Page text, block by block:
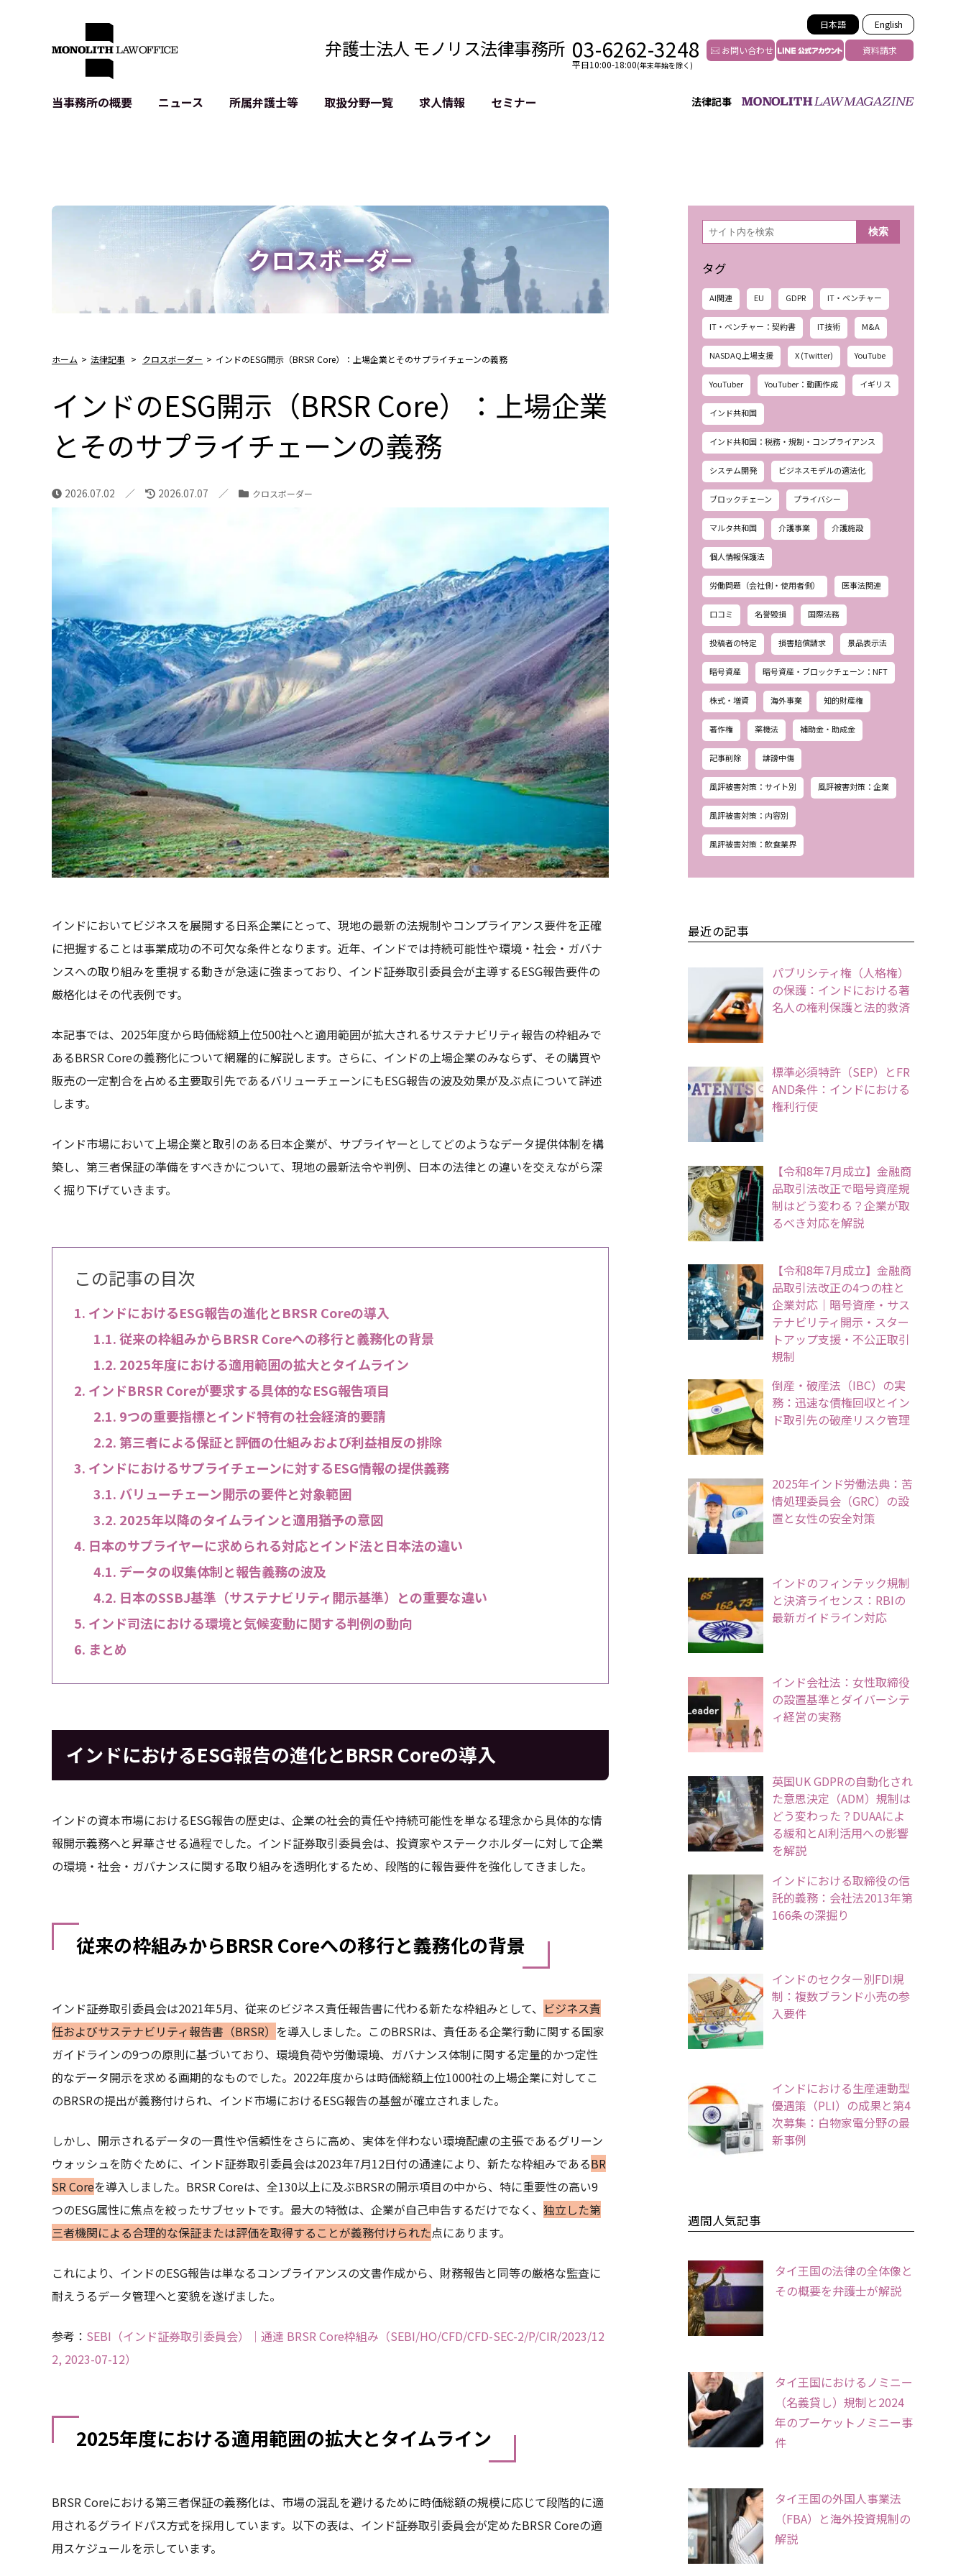
日本語 English
弁護士法人 モノリス法律事務所 03-6262-3248
平日10:00-18:00(年末年始を除く)
お問い合わせ 資料請求
法律記事
当事務所の概要 ニュース 所属弁護士等 取扱分野一覧
IPO（上場）支援
生成AI関連法務
記事・LPの薬機法等チェック
D2C等の不正転売対策
サイバー犯罪の刑事告訴等
GDPR対応支援
誹謗中傷加害者の弁護
リスティング汚染の削除対策
YouTube等SNSのM&A
求人情報 セミナー
クロスボーダー
ホーム > 法律記事 > クロスボーダー > インドのESG開示（BRSR Core）：上場企業とそのサプライチェーンの義務
インドのESG開示（BRSR Core）：上場企業
とそのサプライチェーンの義務
2026.07.02 2026.07.07 クロスボーダー
インドにおいてビジネスを展開する日系企業にとって、現地の最新の法規制やコンプライアンス要件を正確
に把握することは事業成功の不可欠な条件となります。近年、インドでは持続可能性や環境・社会・ガバナ
ンスへの取り組みを重視する動きが急速に強まっており、インド証券取引委員会が主導するESG報告要件の
厳格化はその代表例です。
本記事では、2025年度から時価総額上位500社へと適用範囲が拡大されるサステナビリティ報告の枠組みで
あるBRSR Coreの義務化について網羅的に解説します。さらに、インドの上場企業のみならず、その購買や
販売の一定割合を占める主要取引先であるバリューチェーンにもESG報告の波及効果が及ぶ点について詳述
します。
インド市場において上場企業と取引のある日本企業が、サプライヤーとしてどのようなデータ提供体制を構
築し、第三者保証の準備をすべきかについて、現地の最新法令や判例、日本の法律との違いを交えながら深
く掘り下げていきます。
この記事の目次
インドにおけるESG報告の進化とBRSR Coreの導入
従来の枠組みからBRSR Coreへの移行と義務化の背景
2025年度における適用範囲の拡大とタイムライン
インドBRSR Coreが要求する具体的なESG報告項目
9つの重要指標とインド特有の社会経済的要請
第三者による保証と評価の仕組みおよび利益相反の排除
インドにおけるサプライチェーンに対するESG情報の提供義務
バリューチェーン開示の要件と対象範囲
2025年以降のタイムラインと適用猶予の意図
日本のサプライヤーに求められる対応とインド法と日本法の違い
データの収集体制と報告義務の波及
日本のSSBJ基準（サステナビリティ開示基準）との重要な違い
インド司法における環境と気候変動に関する判例の動向
まとめ
インドにおけるESG報告の進化とBRSR Coreの導入
インドの資本市場におけるESG報告の歴史は、企業の社会的責任や持続可能性を単なる理念から具体的な情
報開示義務へと昇華させる過程でした。インド証券取引委員会は、投資家やステークホルダーに対して企業
の環境・社会・ガバナンスに関する取り組みを透明化するため、段階的に報告要件を強化してきました。
従来の枠組みからBRSR Coreへの移行と義務化の背景
インド証券取引委員会は2021年5月、従来のビジネス責任報告書に代わる新たな枠組みとして、 ビジネス責
任およびサステナビリティ報告書（BRSR） を導入しました。このBRSRは、責任ある企業行動に関する国家
ガイドラインの9つの原則に基づいており、環境負荷や労働環境、ガバナンス体制に関する定量的かつ定性
的なデータ開示を求める画期的なものでした。2022年度からは時価総額上位1000社の上場企業に対してこ
のBRSRの提出が義務付けられ、インド市場におけるESG報告の基盤が確立されました。
しかし、開示されるデータの一貫性や信頼性をさらに高め、実体を伴わない環境配慮の主張であるグリーン
ウォッシュを防ぐために、インド証券取引委員会は2023年7月12日付の通達により、新たな枠組みであるBR
SR Coreを導入しました。BRSR Coreは、全130以上に及ぶBRSRの開示項目の中から、特に重要性の高い9
つのESG属性に焦点を絞ったサブセットです。最大の特徴は、企業が自己申告するだけでなく、 独立した第
三者機関による合理的な保証または評価を取得することが義務付けられた点にあります。
これにより、インドのESG報告は単なるコンプライアンスの文書作成から、財務報告と同等の厳格な監査に
耐えうるデータ管理へと変貌を遂げました。
参考： SEBI（インド証券取引委員会）｜通達 BRSR Core枠組み（SEBI/HO/CFD/CFD-SEC-2/P/CIR/2023/12
2, 2023-07-12）
2025年度における適用範囲の拡大とタイムライン
BRSR Coreにおける第三者保証の義務化は、市場の混乱を避けるために時価総額の規模に応じて段階的に適
用されるグライドパス方式を採用しています。以下の表は、インド証券取引委員会が定めたBRSR Coreの適
用スケジュールを示しています。
検
索 検索
タグ
AI関連 EU GDPR IT・ベンチャー
IT・ベンチャー：契約書 IT技術 M&A
NASDAQ上場支援 X (Twitter) YouTube
YouTuber YouTuber：動画作成 イギリス
インド共和国
インド共和国：税務・規制・コンプライアンス
システム開発 ビジネスモデルの適法化
ブロックチェーン プライバシー
マルタ共和国 介護事業 介護施設
個人情報保護法
労働問題（会社側・使用者側） 医事法関連
口コミ 名誉毀損 国際法務
投稿者の特定 損害賠償請求 景品表示法
暗号資産 暗号資産・ブロックチェーン：NFT
株式・増資 海外事業 知的財産権
著作権 薬機法 補助金・助成金
記事削除 誹謗中傷
風評被害対策：サイト別 風評被害対策：企業
風評被害対策：内容別
風評被害対策：飲食業界
最近の記事
パブリシティ権（人格権）
の保護：インドにおける著
名人の権利保護と法的救済
標準必須特許（SEP）とFR
AND条件：インドにおける
権利行使
【令和8年7月成立】金融商
品取引法改正で暗号資産規
制はどう変わる？企業が取
るべき対応を解説
【令和8年7月成立】金融商
品取引法改正の4つの柱と
企業対応｜暗号資産・サス
テナビリティ開示・スター
トアップ支援・不公正取引
規制
倒産・破産法（IBC）の実
務：迅速な債権回収とイン
ド取引先の破産リスク管理
2025年インド労働法典：苦
情処理委員会（GRC）の設
置と女性の安全対策
インドのフィンテック規制
と決済ライセンス：RBIの
最新ガイドライン対応
インド会社法：女性取締役
の設置基準とダイバーシテ
ィ経営の実務
英国UK GDPRの自動化され
た意思決定（ADM）規制は
どう変わった？DUAAによ
る緩和とAI利活用への影響
を解説
インドにおける取締役の信
託的義務：会社法2013年第
166条の深掘り
インドのセクター別FDI規
制：複数ブランド小売の参
入要件
インドにおける生産連動型
優遇策（PLI）の成果と第4
次募集：白物家電分野の最
新事例
週間人気記事
タイ王国の法律の全体像と
その概要を弁護士が解説
タイ王国におけるノミニー
（名義貸し）規制と2024
年のプーケットノミニー事
件
タイ王国の外国人事業法
（FBA）と海外投資規制の
解説